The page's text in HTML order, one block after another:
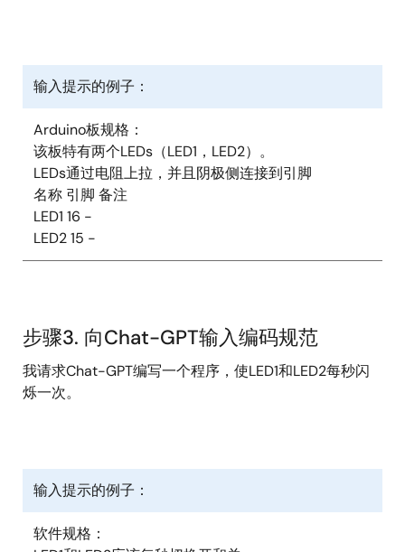
输入提示的例子：
Arduino板规格：
该板特有两个LEDs（LED1，LED2）。
LEDs通过电阻上拉，并且阴极侧连接到引脚
名称 引脚 备注
LED1 16 -
LED2 15 -
步骤3. 向Chat-GPT输入编码规范
我请求Chat-GPT编写一个程序，使LED1和LED2每秒闪
烁一次。
输入提示的例子：
软件规格：